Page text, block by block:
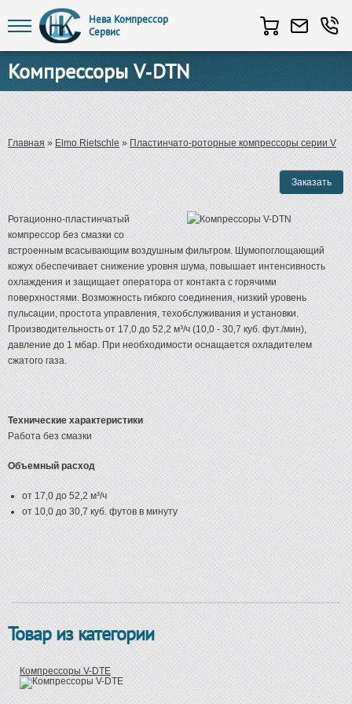
Нева Компрессор
Сервис
Компрессоры V-DTN
Вы здесь
Главная»Elmo Rietschle»Пластинчато-роторные компрессоры серии V
Ротационно-пластинчатый
компрессор без смазки со
встроенным всасывающим воздушным фильтром. Шумопоглощающий
кожух обеспечивает снижение уровня шума, повышает интенсивность
охлаждения и защищает оператора от контакта с горячими
поверхностями. Возможность гибкого соединения, низкий уровень
пульсации, простота управления, техобслуживания и установки.
Производительность от 17,0 до 52,2 м³/ч (10,0 - 30,7 куб. фут./мин),
давление до 1 мбар. При необходимости оснащается охладителем
сжатого газа.
Технические характеристики
Работа без смазки
Объемный расход
от 17,0 до 52,2 м³/ч
от 10,0 до 30,7 куб. футов в минуту
Товар из категории
Компрессоры V-DTE